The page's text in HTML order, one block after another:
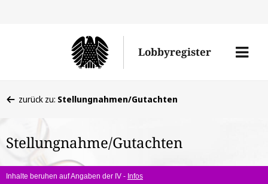
Lobbyregister
Menü
befinden
hier:
zurück zu: Stellungnahmen/Gutachten
Stellungnahme/Gutachten
Inhalte beruhen auf Angaben der IV - Infos